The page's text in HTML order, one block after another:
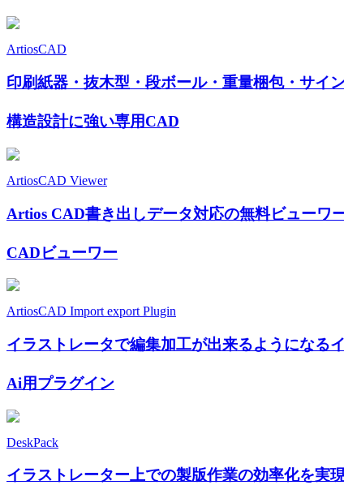
ArtiosCAD
印刷紙器・抜木型・段ボール・重量梱包・サイ
構造設計に強い専用CAD
ArtiosCAD Viewer
Artios CAD書き出しデータ対応の無料ビューワ
CADビューワー
ArtiosCAD Import export Plugin
イラストレータで編集加工が出来るようになる
Ai用プラグイン
DeskPack
イラストレーター上での製版作業の効率化を実